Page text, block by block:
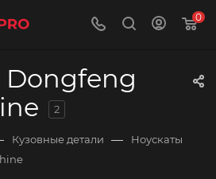
0
Dongfeng
2
Кузовные детали — Ноускаты